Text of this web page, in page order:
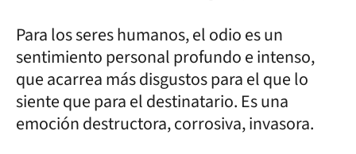
Para los seres humanos, el odio es un
sentimiento personal profundo e intenso,
que acarrea más disgustos para el que lo
siente que para el destinatario. Es una
emoción destructora, corrosiva, invasora.